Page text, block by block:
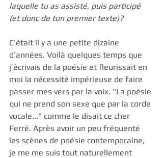
laquelle tu as assisté, puis participé
(et donc de ton premier texte)?
C’était il y a une petite dizaine
d’années. Voilà quelques temps que
j’écrivais de la poésie et fleurissait en
moi la nécessité impérieuse de faire
passer mes vers par la voix. "La poésie
qui ne prend son sexe que par la corde
vocale..." comme le disait ce cher
Ferré. Après avoir un peu fréquenté
les scènes de poésie contemporaine,
je me me suis tout naturellement